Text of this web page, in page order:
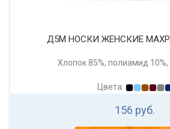
Д5М НОСКИ ЖЕНСКИЕ
Хлопок 85%, полиамид 10%,
Цвета:
156 руб.